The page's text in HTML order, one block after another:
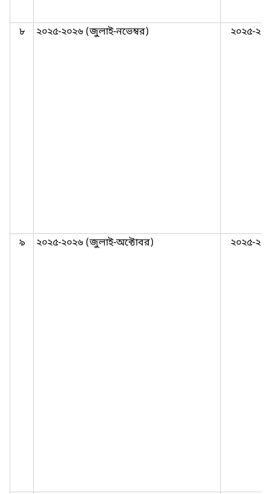
৮ ২০২৫-২০২৬ (জুলাই-নভেম্বর) ২০২৫-
৯ ২০২৫-২০২৬ (জুলাই-অক্টোবর) ২০২৫-